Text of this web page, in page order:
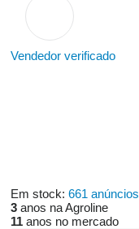
Vendedor verificado
Em stock: 661 anúncios
3 anos na Agroline
11 anos no mercado